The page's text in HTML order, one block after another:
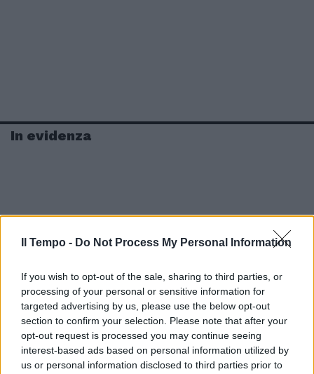
Il Tempo - Do Not Process My Personal Information
If you wish to opt-out of the sale, sharing to third parties, or
processing of your personal or sensitive information for
targeted advertising by us, please use the below opt-out
section to confirm your selection. Please note that after your
opt-out request is processed you may continue seeing
interest-based ads based on personal information utilized by
us or personal information disclosed to third parties prior to
In evidenza